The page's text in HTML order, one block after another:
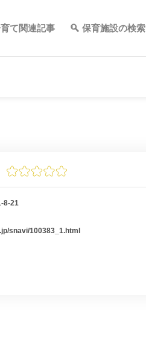
て関連記事 保育施設の検索
8-21
snavi/100383_1.html